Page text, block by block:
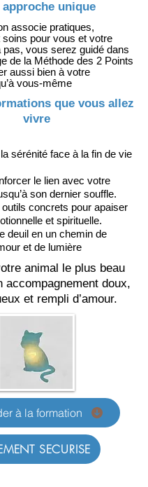
approche unique
associe pratiques,
soins pour vous et votre
pas, vous serez guidé dans
de la Méthode des 2 Points
aussi bien à votre
vous-même
que vous allez
vivre
sérénité face à la fin de vie
le lien avec votre
son dernier souffle.
concrets pour apaiser
et spirituelle.
deuil en un chemin de
et de lumière
animal le plus beau
accompagnement doux,
et rempli d’amour.
à la formation
SECURISE